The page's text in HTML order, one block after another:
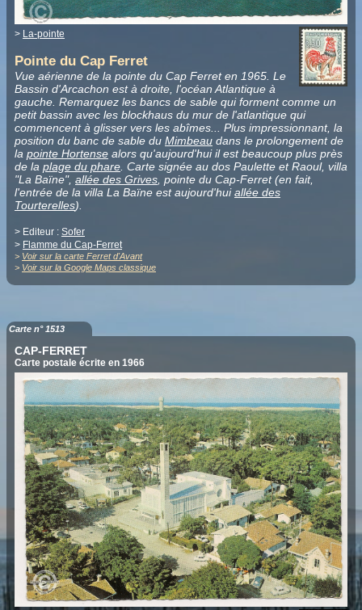
> La-pointe
Pointe du Cap Ferret
Vue aérienne de la pointe du Cap Ferret en 1965. Le
Bassin d'Arcachon est à droite, l'océan Atlantique à
gauche. Remarquez les bancs de sable qui forment comme un
petit bassin avec les blockhaus du mur de l'atlantique qui
commencent à glisser vers les abîmes... Plus impressionnant, la
position du banc de sable du Mimbeau dans le prolongement de
la pointe Hortense alors qu'aujourd'hui il est beaucoup plus près
de la plage du phare . Carte signée au dos Paulette et Raoul, villa
"La Baïne", allée des Grives , pointe du Cap-Ferret (en fait,
l'entrée de la villa La Baïne est aujourd'huiallée des
Tourterelles).
> Editeur : Sofer
> Flamme du Cap-Ferret
> Voir sur la carte Ferret d'Avant
> Voir sur la Google Maps classique
Carte n° 1513
CAP-FERRET
Carte postale écrite en 1966